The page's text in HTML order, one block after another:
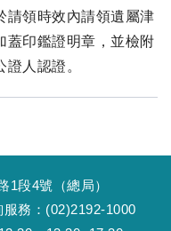
請領時效內請領遺屬津
蓋印鑑證明章，並檢附
人認證。
1段4號（總局）
務：(02)2192-1000